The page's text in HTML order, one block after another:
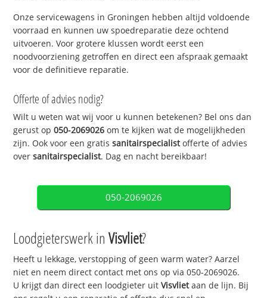
Onze servicewagens in Groningen hebben altijd voldoende
voorraad en kunnen uw spoedreparatie deze ochtend
uitvoeren. Voor grotere klussen wordt eerst een
noodvoorziening getroffen en direct een afspraak gemaakt
voor de definitieve reparatie.
Offerte of advies nodig?
Wilt u weten wat wij voor u kunnen betekenen? Bel ons dan
gerust op050-2069026 om te kijken wat de mogelijkheden
zijn. Ook voor een gratissanitairspecialistofferte of advies
oversanitairspecialist. Dag en nacht bereikbaar!
050-2069026
Loodgieterswerk inVisvliet?
Heeft u lekkage, verstopping of geen warm water? Aarzel
niet en neem direct contact met ons op via 050-2069026.
U krijgt dan direct een loodgieter uitVisvlietaan de lijn. Bij